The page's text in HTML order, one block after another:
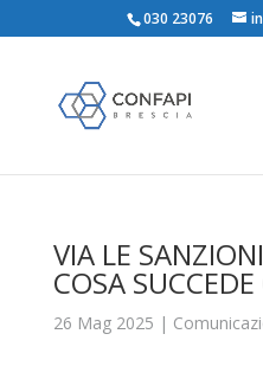
030 23076
VIA LE
COSA
26 Mag 2025 |